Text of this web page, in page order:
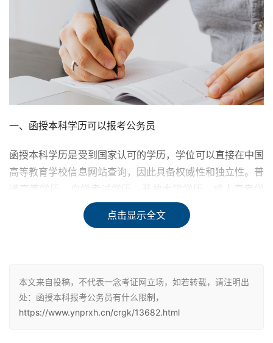
一、函授本科学历可以报考公务员
函授本科学历是受到国家认可的学历，学位可以直接在中国
高等教育学校信息网站查询，因此具备权威性和独立性。普
通高等学历、自学考试学历、开放大学学历、成人高考学
历、网络教育学历都是国家认可的学历，均可以报考公务
员。但是，需要注意的是，公务员报名的要求是中华人民共
二、函授本科学历报考公务员需要符合国家有关规定
按照《中央机关及其直属机构年度考试录用公务员公告》有
点击显示全文
本文来自投稿，不代表一念考证网立场，如若转载，请注明出
处：函授本科报考公务员有什么限制，
https://www.ynprxh.cn/crgk/13682.html